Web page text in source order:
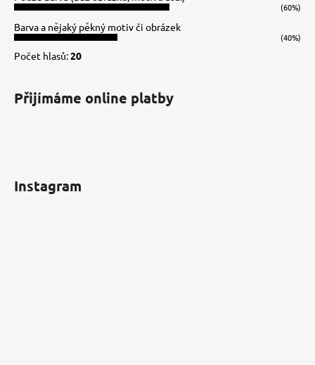
(60%)
Barva a nějaký pěkný motiv či obrázek
(40%)
Počet hlasů:20
Přijímáme online platby
Instagram